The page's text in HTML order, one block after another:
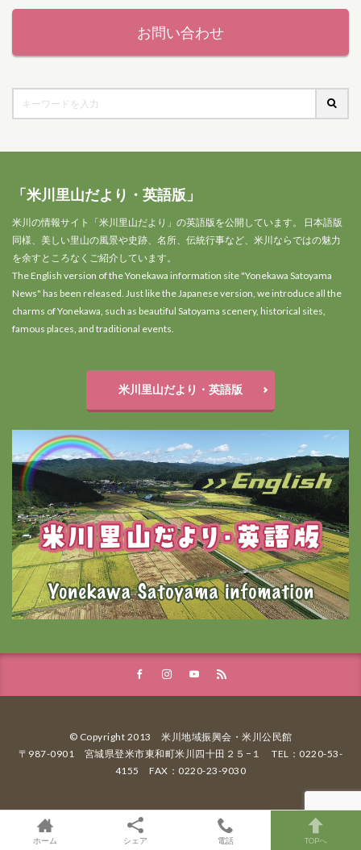
お問い合わせ
「米川里山だより・英語版」
米川の情報サイト「米川里山だより」の英語版を公開しています。 日本語版
同様、美しい里山の風景や史跡、名所、伝統行事など、米川ならではの魅力
を余すところなくご紹介しています。
The English version of the Yonekawa information site "Yonekawa Satoyama
News" has been released. Just like the Japanese version, we introduce all the
charms of Yonekawa, such as beautiful Satoyama scenery, historical sites,
famous places, and traditional events.
米川里山だより・英語版
© Copyright 2013 米川地域振興会・米川公民館
〒987-0901 宮城県登米市東和町米川四十田２５−１ TEL：0220-53-
4155 FAX：0220-23-9030
ホーム シェア 電話 TOPへ